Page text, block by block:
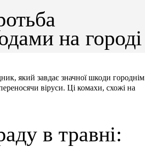
на городі
який завдає значної шкоди городнім
віруси. Ці комахи, схожі на
в травні: